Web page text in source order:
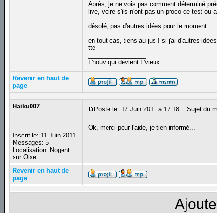
Après, je ne vois pas comment déterminé
live, voire s'ils n'ont pas un proco de test ou
désolé, pas d'autres idées pour le moment
en tout cas, tiens au jus ! si j'ai d'autres
tte
L'nouv qui devient L'vieux
Revenir en haut de
page
Haiku007
Inscrit le: 11 Juin 2011
Messages: 5
Localisation: Nogent
sur Oise
Posté le: 17 Juin 2011 à 17:18 Sujet du
Ok, merci pour l'aide, je tien informé...
Revenir en haut de
page